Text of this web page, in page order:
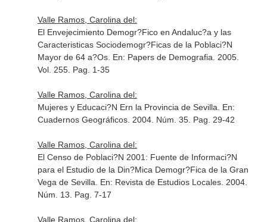
Valle Ramos, Carolina del:
El Envejecimiento Demogr?Fico en Andaluc?a y las
Caracteristicas Sociodemogr?Ficas de la Poblaci?N
Mayor de 64 a?Os. En: Papers de Demografia . 2005.
Vol. 255. Pag. 1-35
Valle Ramos, Carolina del:
Mujeres y Educaci?N Ern la Provincia de Sevilla. En:
Cuadernos Geográficos. 2004. Núm. 35. Pag. 29-42
Valle Ramos, Carolina del:
El Censo de Poblaci?N 2001: Fuente de Informaci?N
para el Estudio de la Din?Mica Demogr?Fica de la Gran
Vega de Sevilla. En: Revista de Estudios Locales. 2004.
Núm. 13. Pag. 7-17
Valle Ramos, Carolina del: